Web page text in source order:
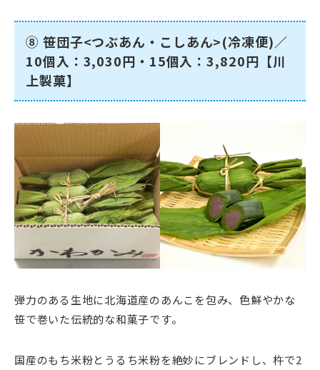
⑧ 笹団子<つぶあん・こしあん>(冷凍便)／
10個入：3,030円・15個入：3,820円【川
上製菓】
弾力のある生地に北海道産のあんこを包み、色鮮やかな
笹で巻いた伝統的な和菓子です。
国産のもち米粉とうるち米粉を絶妙にブレンドし、杵で2